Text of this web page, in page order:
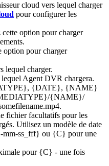
cloud vers lequel charger
pour configurer les
cette option pour charger
option pour charger
lequel charger.
Agent DVR chargera.
{DATE}, {NAME}
{NAME}/
fichier facultatifs pour les
Utilisez un modèle de date
ss_fff} ou {C} pour une
pour {C} - une fois